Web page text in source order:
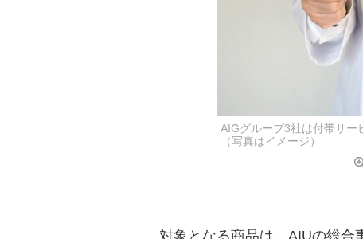
AIGグループ3社は付帯サー
（写真はイメージ）
対象となる商品は、AIUの総合